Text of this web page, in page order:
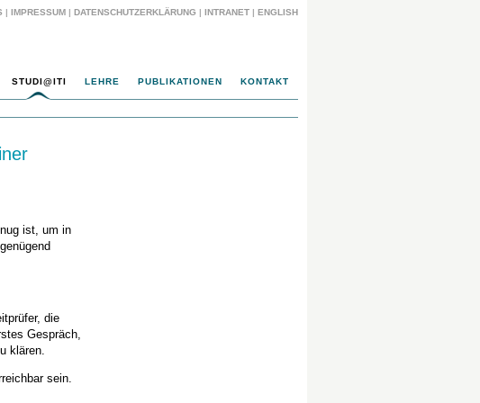
| IMPRESSUM | DATENSCHUTZERKLÄRUNG | INTRANET | ENGLISH
STUDI@ITI LEHRE PUBLIKATIONEN KONTAKT
ist, um in
die
Gespräch,
klären.
sein.